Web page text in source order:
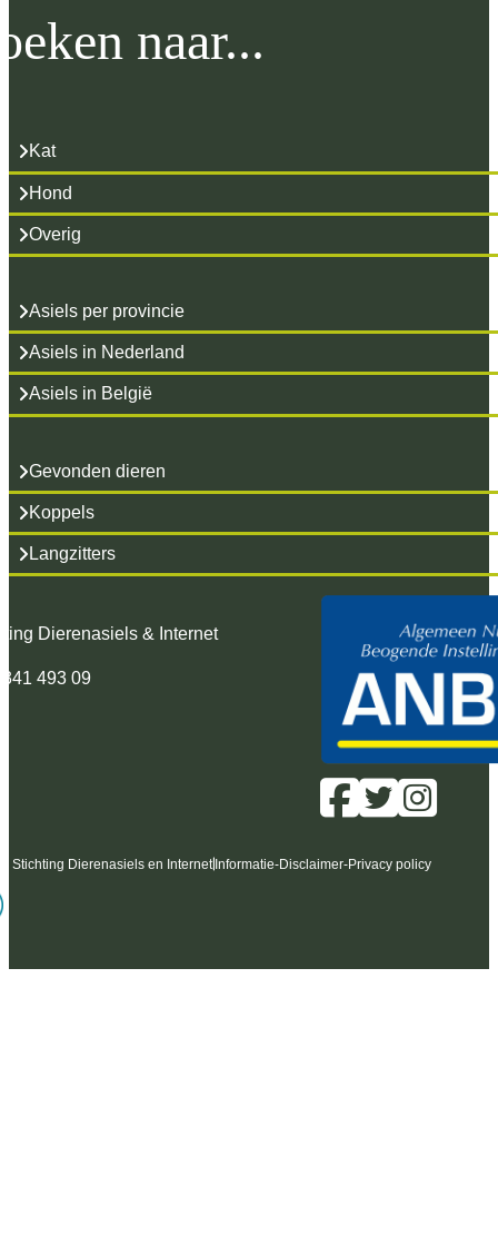
naar...
Kat
Hond
Overig
Asiels per provincie
Asiels in Nederland
Asiels in België
Gevonden dieren
Koppels
Langzitters
Dierenasiels & Internet
493 09
Stichting Dierenasiels en Internet Informatie-Disclaimer-Privacy policy